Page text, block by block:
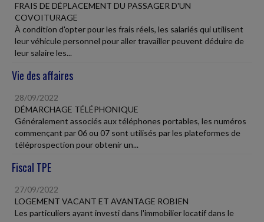
FRAIS DE DÉPLACEMENT DU PASSAGER D'UN
COVOITURAGE
À condition d'opter pour les frais réels, les salariés qui utilisent
leur véhicule personnel pour aller travailler peuvent déduire de
leur salaire les...
Vie des affaires
28/09/2022
DÉMARCHAGE TÉLÉPHONIQUE
Généralement associés aux téléphones portables, les numéros
commençant par 06 ou 07 sont utilisés par les plateformes de
téléprospection pour obtenir un...
Fiscal TPE
27/09/2022
LOGEMENT VACANT ET AVANTAGE ROBIEN
Les particuliers ayant investi dans l'immobilier locatif dans le